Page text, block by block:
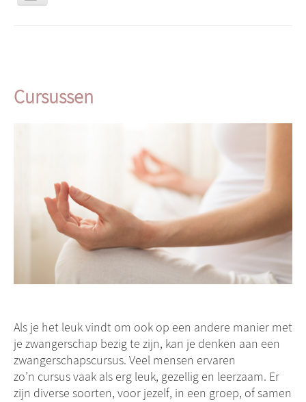
BEVALLING
Cursussen
Als je het leuk vindt om ook op een andere manier met
je zwangerschap bezig te zijn, kan je denken aan een
zwangerschapscursus. Veel mensen ervaren
zo’n cursus vaak als erg leuk, gezellig en leerzaam. Er
zijn diverse soorten, voor jezelf, in een groep, of samen